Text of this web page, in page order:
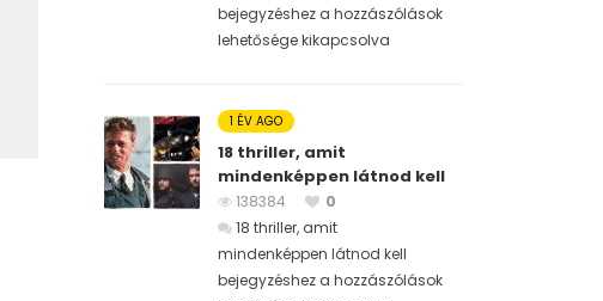
bejegyzéshez a hozzászólások
lehetősége kikapcsolva
1 ÉV AGO
18 thriller, amit
mindenképpen látnod kell
138384
0
18 thriller, amit
mindenképpen látnod kell
bejegyzéshez a hozzászólások